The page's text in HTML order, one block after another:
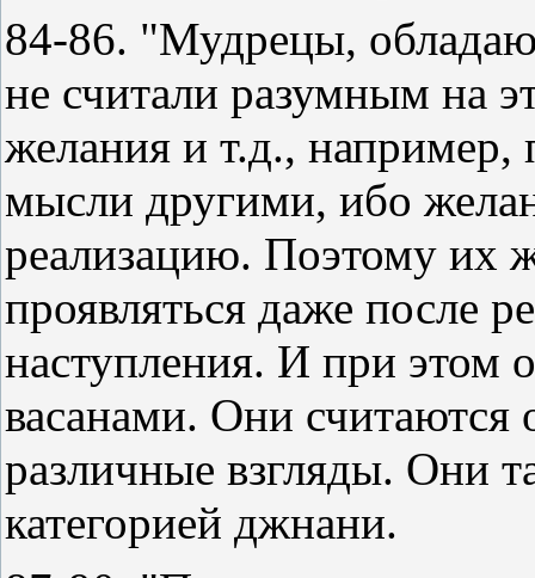
84-86. "Мудрецы,
не считали разумным на
желания и т.д., например,
мысли другими, ибо
реализацию. Поэтому их
проявляться даже после
наступления. И при этом
васанами. Они
различные взгляды. Они
категорией джнани.